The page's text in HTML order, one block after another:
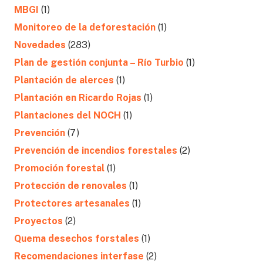
MBGI (1)
Monitoreo de la deforestación (1)
Novedades (283)
Plan de gestión conjunta – Río Turbio (1)
Plantación de alerces (1)
Plantación en Ricardo Rojas (1)
Plantaciones del NOCH (1)
Prevención (7)
Prevención de incendios forestales (2)
Promoción forestal (1)
Protección de renovales (1)
Protectores artesanales (1)
Proyectos (2)
Quema desechos forstales (1)
Recomendaciones interfase (2)